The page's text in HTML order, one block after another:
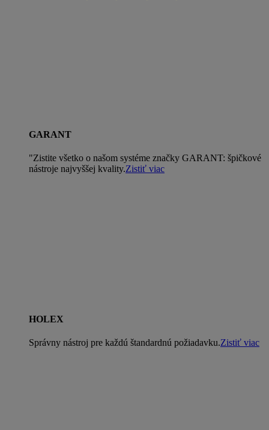
GARANT
"Zistite všetko o našom systéme značky GARANT: špičkové
nástroje najvyššej kvality.Zistiť viac
HOLEX
Správny nástroj pre každú štandardnú požiadavku.Zistiť viac